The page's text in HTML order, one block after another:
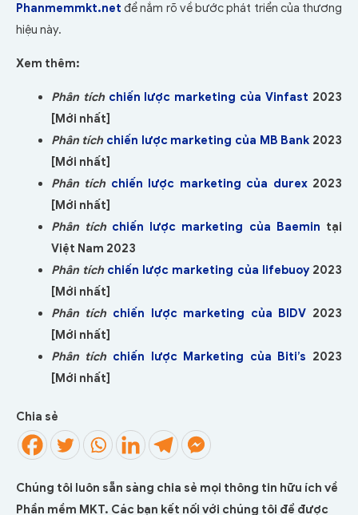
Phanmemmkt.net để nắm rõ về bước phát triển của thương
hiệu này.
Xem thêm:
Phân tích chiến lược marketing của Vinfast 2023
[Mới nhất]
Phân tích chiến lược marketing của MB Bank 2023
[Mới nhất]
Phân tích chiến lược marketing của durex2023
[Mới nhất]
Phân tích chiến lược marketing của Baemin tại
Việt Nam 2023
Phân tích chiến lược marketing của lifebuoy2023
[Mới nhất]
Phân tích chiến lược marketing của BIDV 2023
[Mới nhất]
Phân tích chiến lược Marketing của Biti’s 2023
[Mới nhất]
Chia sẻ
Chúng tôi luôn sẵn sàng chia sẻ mọi thông tin hữu ích về
Phần mềm MKT. Các bạn kết nối với chúng tôi để được